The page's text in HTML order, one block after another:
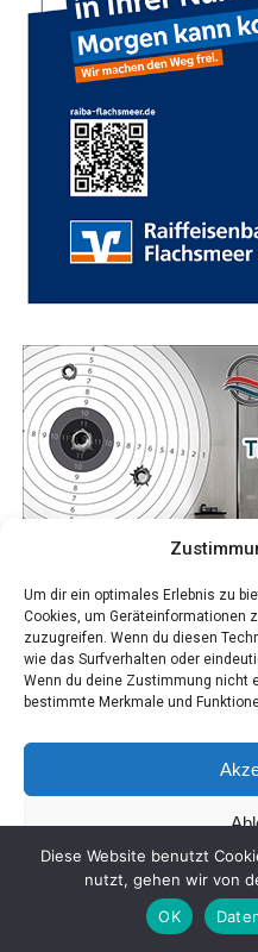
Um dir ein optimales Erlebnis zu
Cookies, um Geräteinformationen
zuzugreifen. Wenn du diesen
wie das Surfverhalten oder
Wenn du deine Zustimmung nicht
bestimmte Merkmale und
Coo­kie-Richt­li­nie
SHARE
Diese Website benutzt
nutzt, gehen wir von
OK